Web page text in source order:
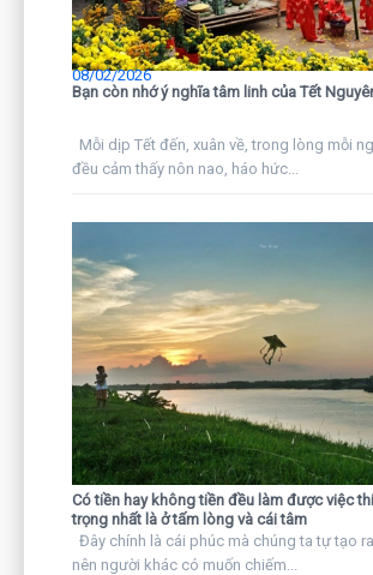
Bạn còn nhớ ý nghĩa tâm linh của Tết
08/02/2026
Mỗi dịp Tết đến, xuân về, trong lòng mỗi
đều cảm thấy nôn nao, háo hức...
Có tiền hay không tiền đều làm được việc
trọng nhất là ở tấm lòng và cái tâm
Đây chính là cái phúc mà chúng ta tự tạo
nên người khác có muốn chiếm...